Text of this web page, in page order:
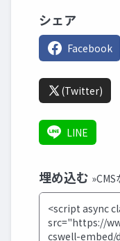
シェア
Facebook
(Twitter)
LINE
埋め込む